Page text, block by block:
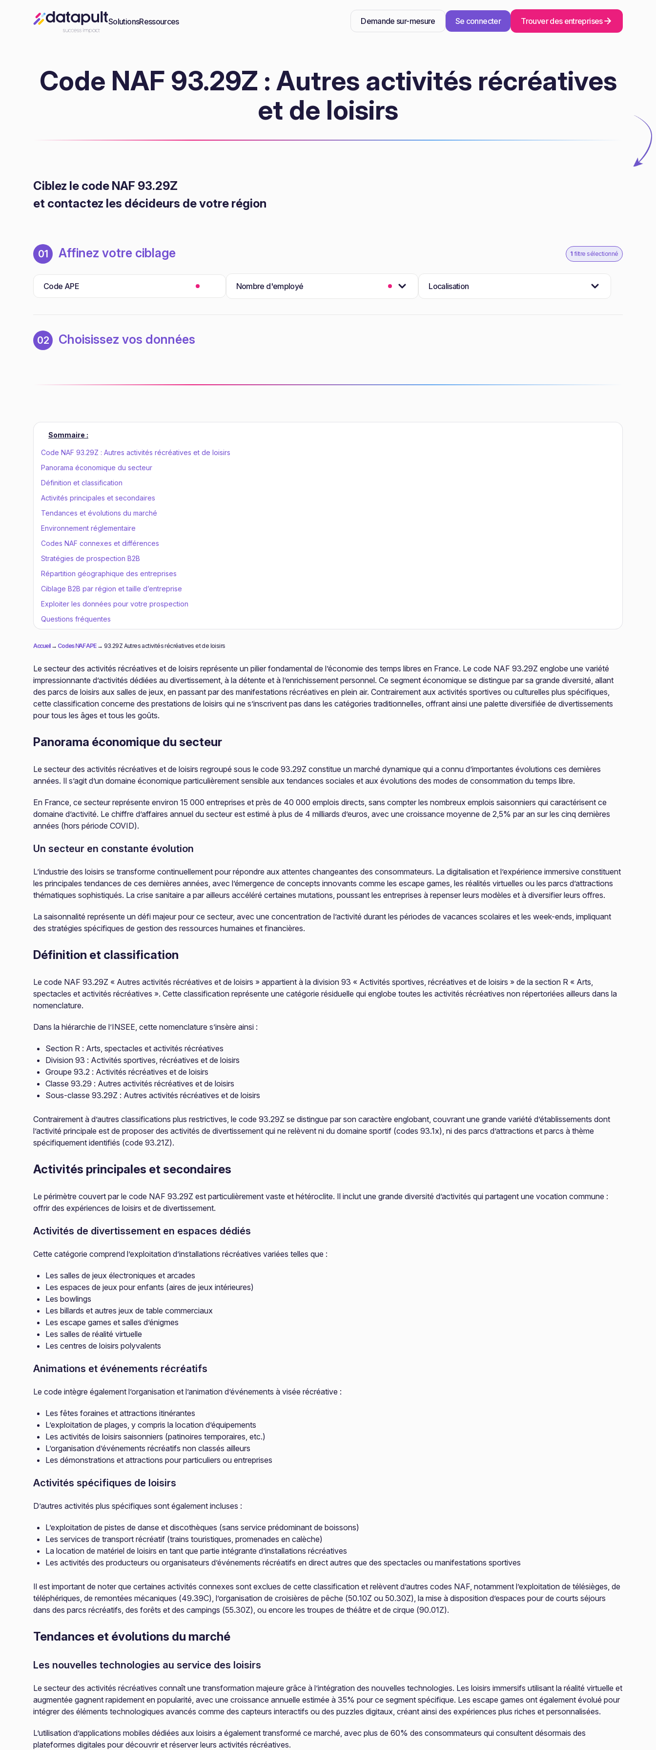
SolutionsRessources Demande sur-mesure Se connecter Trouver des entreprises
Code NAF 93.29Z : Autres activités récréatives
et de loisirs
Ciblez le code NAF 93.29Z
et contactez les décideurs de votre région
01 Affinez votre ciblage 1 filtre sélectionné
Code APE Nombre d'employé Localisation
02 Choisissez vos données
Sommaire :
Code NAF 93.29Z : Autres activités récréatives et de loisirs
Panorama économique du secteur
Définition et classification
Activités principales et secondaires
Tendances et évolutions du marché
Environnement réglementaire
Codes NAF connexes et différences
Stratégies de prospection B2B
Répartition géographique des entreprises
Ciblage B2B par région et taille d’entreprise
Exploiter les données pour votre prospection
Questions fréquentes
Accueil→ Codes NAF APE→ 93.29Z Autres activités récréatives et de loisirs
Le secteur des activités récréatives et de loisirs représente un pilier fondamental de l’économie des temps libres en France. Le code NAF 93.29Z englobe une variété
impressionnante d’activités dédiées au divertissement, à la détente et à l’enrichissement personnel. Ce segment économique se distingue par sa grande diversité, allant
des parcs de loisirs aux salles de jeux, en passant par des manifestations récréatives en plein air. Contrairement aux activités sportives ou culturelles plus spécifiques,
cette classification concerne des prestations de loisirs qui ne s’inscrivent pas dans les catégories traditionnelles, offrant ainsi une palette diversifiée de divertissements
pour tous les âges et tous les goûts.
Panorama économique du secteur
Le secteur des activités récréatives et de loisirs regroupé sous le code 93.29Z constitue un marché dynamique qui a connu d’importantes évolutions ces dernières
années. Il s’agit d’un domaine économique particulièrement sensible aux tendances sociales et aux évolutions des modes de consommation du temps libre.
En France, ce secteur représente environ 15 000 entreprises et près de 40 000 emplois directs, sans compter les nombreux emplois saisonniers qui caractérisent ce
domaine d’activité. Le chiffre d’affaires annuel du secteur est estimé à plus de 4 milliards d’euros, avec une croissance moyenne de 2,5% par an sur les cinq dernières
années (hors période COVID).
Un secteur en constante évolution
L’industrie des loisirs se transforme continuellement pour répondre aux attentes changeantes des consommateurs. La digitalisation et l’expérience immersive constituent
les principales tendances de ces dernières années, avec l’émergence de concepts innovants comme les escape games, les réalités virtuelles ou les parcs d’attractions
thématiques sophistiqués. La crise sanitaire a par ailleurs accéléré certaines mutations, poussant les entreprises à repenser leurs modèles et à diversifier leurs offres.
La saisonnalité représente un défi majeur pour ce secteur, avec une concentration de l’activité durant les périodes de vacances scolaires et les week-ends, impliquant
des stratégies spécifiques de gestion des ressources humaines et financières.
Définition et classification
Le code NAF 93.29Z « Autres activités récréatives et de loisirs » appartient à la division 93 « Activités sportives, récréatives et de loisirs » de la section R « Arts,
spectacles et activités récréatives ». Cette classification représente une catégorie résiduelle qui englobe toutes les activités récréatives non répertoriées ailleurs dans la
nomenclature.
Dans la hiérarchie de l’INSEE, cette nomenclature s’insère ainsi :
Section R : Arts, spectacles et activités récréatives
Division 93 : Activités sportives, récréatives et de loisirs
Groupe 93.2 : Activités récréatives et de loisirs
Classe 93.29 : Autres activités récréatives et de loisirs
Sous-classe 93.29Z : Autres activités récréatives et de loisirs
Contrairement à d’autres classifications plus restrictives, le code 93.29Z se distingue par son caractère englobant, couvrant une grande variété d’établissements dont
l’activité principale est de proposer des activités de divertissement qui ne relèvent ni du domaine sportif (codes 93.1x), ni des parcs d’attractions et parcs à thème
spécifiquement identifiés (code 93.21Z).
Activités principales et secondaires
Le périmètre couvert par le code NAF 93.29Z est particulièrement vaste et hétéroclite. Il inclut une grande diversité d’activités qui partagent une vocation commune :
offrir des expériences de loisirs et de divertissement.
Activités de divertissement en espaces dédiés
Cette catégorie comprend l’exploitation d’installations récréatives variées telles que :
Les salles de jeux électroniques et arcades
Les espaces de jeux pour enfants (aires de jeux intérieures)
Les bowlings
Les billards et autres jeux de table commerciaux
Les escape games et salles d’énigmes
Les salles de réalité virtuelle
Les centres de loisirs polyvalents
Animations et événements récréatifs
Le code intègre également l’organisation et l’animation d’événements à visée récréative :
Les fêtes foraines et attractions itinérantes
L’exploitation de plages, y compris la location d’équipements
Les activités de loisirs saisonniers (patinoires temporaires, etc.)
L’organisation d’événements récréatifs non classés ailleurs
Les démonstrations et attractions pour particuliers ou entreprises
Activités spécifiques de loisirs
D’autres activités plus spécifiques sont également incluses :
L’exploitation de pistes de danse et discothèques (sans service prédominant de boissons)
Les services de transport récréatif (trains touristiques, promenades en calèche)
La location de matériel de loisirs en tant que partie intégrante d’installations récréatives
Les activités des producteurs ou organisateurs d’événements récréatifs en direct autres que des spectacles ou manifestations sportives
Il est important de noter que certaines activités connexes sont exclues de cette classification et relèvent d’autres codes NAF, notamment l’exploitation de télésièges, de
téléphériques, de remontées mécaniques (49.39C), l’organisation de croisières de pêche (50.10Z ou 50.30Z), la mise à disposition d’espaces pour de courts séjours
dans des parcs récréatifs, des forêts et des campings (55.30Z), ou encore les troupes de théâtre et de cirque (90.01Z).
Tendances et évolutions du marché
Les nouvelles technologies au service des loisirs
Le secteur des activités récréatives connaît une transformation majeure grâce à l’intégration des nouvelles technologies. Les loisirs immersifs utilisant la réalité virtuelle et
augmentée gagnent rapidement en popularité, avec une croissance annuelle estimée à 35% pour ce segment spécifique. Les escape games ont également évolué pour
intégrer des éléments technologiques avancés comme des capteurs interactifs ou des puzzles digitaux, créant ainsi des expériences plus riches et personnalisées.
L’utilisation d’applications mobiles dédiées aux loisirs a également transformé ce marché, avec plus de 60% des consommateurs qui consultent désormais des
plateformes digitales pour découvrir et réserver leurs activités récréatives.